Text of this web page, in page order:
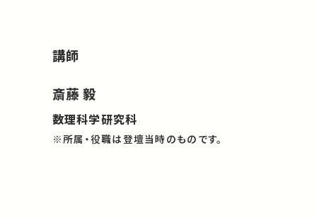
講師
斎藤 毅
数理科学研究科
※所属・役職は登壇当時のものです。